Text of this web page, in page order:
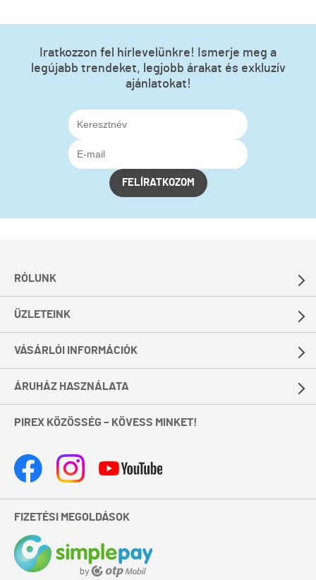
Iratkozzon fel hírlevelünkre! Ismerje meg a
legújabb trendeket, legjobb árakat és exkluzív
ajánlatokat!
FELÍRATKOZOM
RÓLUNK
ÜZLETEINK
VÁSÁRLÓI INFORMÁCIÓK
ÁRUHÁZ HASZNÁLATA
PIREX KÖZÖSSÉG – KÖVESS MINKET!
FIZETÉSI MEGOLDÁSOK